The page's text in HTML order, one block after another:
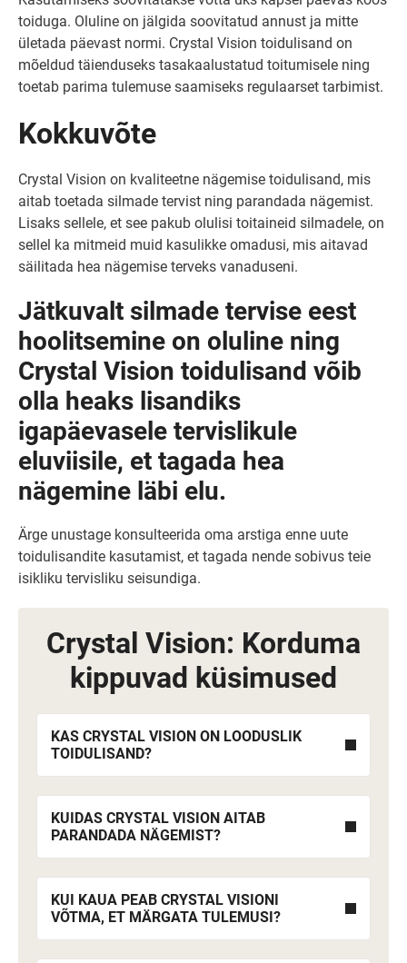
toiduga. Oluline on jälgida soovitatud annust ja mitte
ületada päevast normi. Crystal Vision toidulisand on
mõeldud täienduseks tasakaalustatud toitumisele ning
toetab parima tulemuse saamiseks regulaarset tarbimist.
Kokkuvõte
Crystal Vision on kvaliteetne nägemise toidulisand, mis
aitab toetada silmade tervist ning parandada nägemist.
Lisaks sellele, et see pakub olulisi toitaineid silmadele, on
sellel ka mitmeid muid kasulikke omadusi, mis aitavad
säilitada hea nägemise terveks vanaduseni.
Jätkuvalt silmade tervise eest
hoolitsemine on oluline ning
Crystal Vision toidulisand võib
olla heaks lisandiks
igapäevasele tervislikule
eluviisile, et tagada hea
nägemine läbi elu.
Ärge unustage konsulteerida oma arstiga enne uute
toidulisandite kasutamist, et tagada nende sobivus teie
isikliku tervisliku seisundiga.
Crystal Vision: Korduma
kippuvad küsimused
KAS CRYSTAL VISION ON LOODUSLIK
TOIDULISAND?
KUIDAS CRYSTAL VISION AITAB
PARANDADA NÄGEMIST?
KUI KAUA PEAB CRYSTAL VISIONI
VÕTMA, ET MÄRGATA TULEMUSI?